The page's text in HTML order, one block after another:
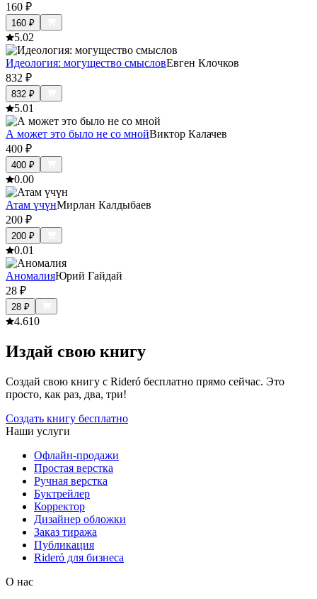
160 ₽
160 ₽
5.02
Идеология: могущество смысловЕвген Клочков
832 ₽
832 ₽
5.01
А может это было не со мнойВиктор Калачев
400 ₽
400 ₽
0.00
Атам үчүнМирлан Калдыбаев
200 ₽
200 ₽
0.01
АномалияЮрий Гайдай
28 ₽
28 ₽
4.610
Издай свою книгу
Создай свою книгу с Rideró бесплатно прямо сейчас. Это
просто, как раз, два, три!
Создать книгу бесплатно
Наши услуги
Офлайн-продажи
Простая верстка
Ручная верстка
Буктрейлер
Корректор
Дизайнер обложки
Заказ тиража
Публикация
Rideró для бизнеса
О нас